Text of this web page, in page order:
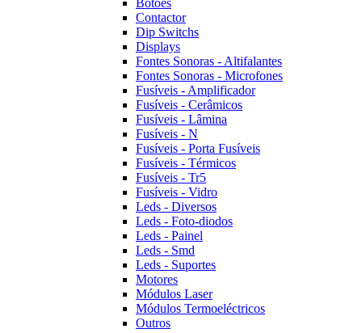
Botões
Contactor
Dip Switchs
Displays
Fontes Sonoras - Altifalantes
Fontes Sonoras - Microfones
Fusíveis - Amplificador
Fusíveis - Cerâmicos
Fusíveis - Lâmina
Fusíveis - N
Fusíveis - Porta Fusíveis
Fusíveis - Térmicos
Fusíveis - Tr5
Fusíveis - Vidro
Leds - Diversos
Leds - Foto-diodos
Leds - Painel
Leds - Smd
Leds - Suportes
Motores
Módulos Laser
Módulos Termoeléctricos
Outros